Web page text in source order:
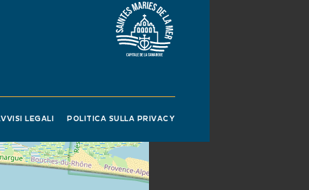
LEGALI POLITICA SULLA PRIVACY